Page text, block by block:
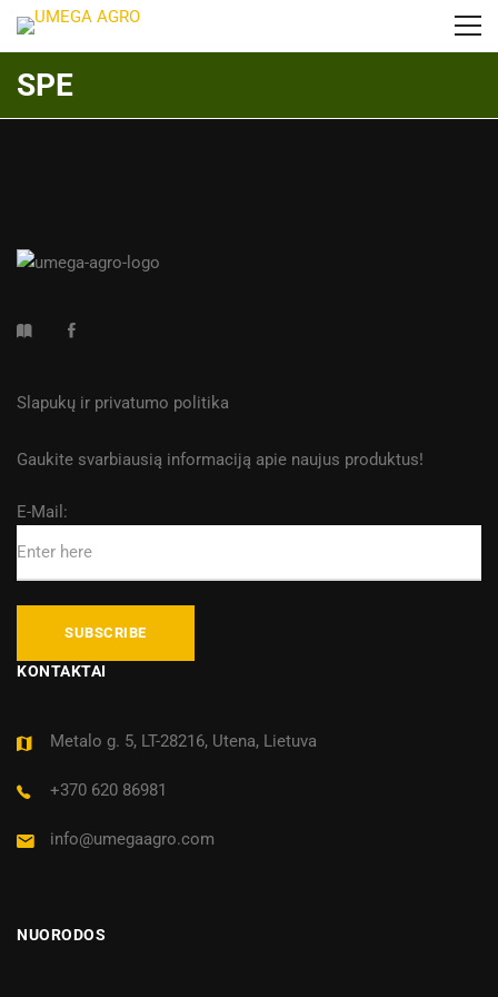
SPE
Slapukų ir privatumo politika
Gaukite svarbiausią informaciją apie naujus produktus!
E-Mail:
KONTAKTAI
Metalo g. 5, LT-28216, Utena, Lietuva
+370 620 86981
info@umegaagro.com
NUORODOS